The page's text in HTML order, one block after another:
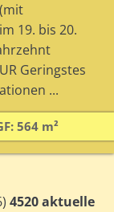
19. bis 20.
Geringstes
...
564 m²
4520 aktuelle